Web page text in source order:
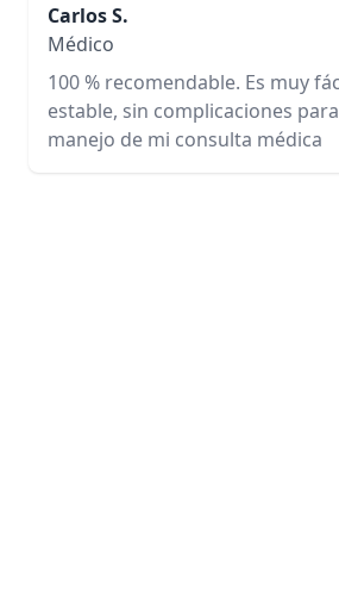
Carlos S.
Médico
100 % recomendable. Es muy
estable, sin complicaciones
manejo de mi consulta médica